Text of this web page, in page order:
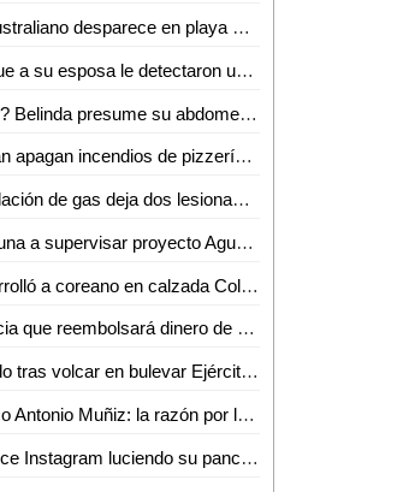
En Oaxaca, turista australiano desparece en playa San Agustinillo tras meterse al mar
Ed Sheehan revela que a su esposa le detectaron un tumor durante embarazo
¿Para Cazzu o Bichir? Belinda presume su abdomen plano y manda polémico mensaje: "que los ardidos hablen"
Bomberos de Zapopan apagan incendios de pizzería y automóvil
Explosión por acumulación de gas deja dos lesionados en Ecatepec
AMLO llega a La Laguna a supervisar proyecto Agua Saludable; dice "va de acuerdo con el programa"
Identifican auto que arrolló a coreano en calzada Colón de Torreón
Christian Nodal anuncia que reembolsará dinero de su propio bolsillo a fans tras concierto cancelado en Puebla
Joven queda lesionado tras volcar en bulevar Ejército Mexicano
Marc Anthony y Marco Antonio Muñiz: la razón por la que los cantantes están "unidos" gracias al papá del boricua
Maite Perroni enternece Instagram luciendo su pancita de embarazada: "se ven tan bonitas"